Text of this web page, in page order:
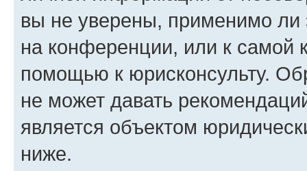
вы не уверены, применимо ли
на конференции, или к самой
помощью к юрисконсульту.
не может давать
является объектом
ниже.